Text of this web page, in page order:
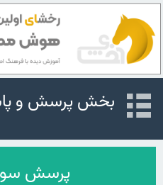
بخش پرسش و
پرسش